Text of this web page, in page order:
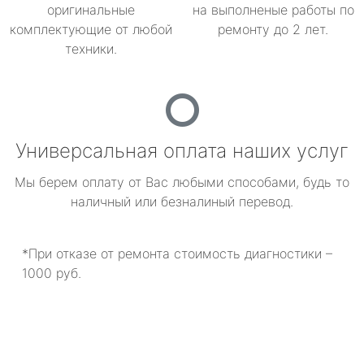
оригинальные
комплектующие от любой
техники.
на выполненые работы по
ремонту до 2 лет.
Универсальная оплата наших услуг
Мы берем оплату от Вас любыми способами, будь то
наличный или безналиный перевод.
*При отказе от ремонта стоимость диагностики –
1000 руб.